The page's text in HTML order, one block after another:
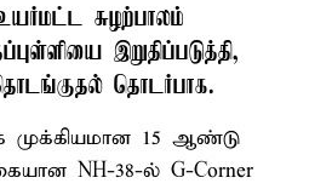
சுழற்பாலம்
இறுதிப்படுத்தி,
தொடர்பாக.
முக்கியமான 15 ஆண்டு
NH-38-ல் G-Corner